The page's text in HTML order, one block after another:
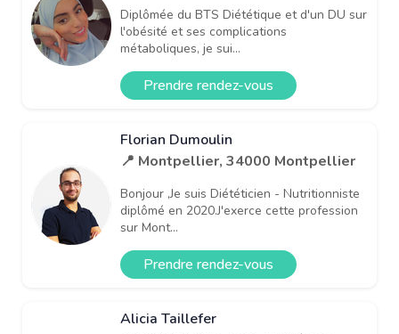
Diplômée du BTS Diététique et d'un DU sur
l'obésité et ses complications
métaboliques, je sui...
Prendre rendez-vous
Florian Dumoulin
📍 Montpellier, 34000 Montpellier
Bonjour ,Je suis Diététicien - Nutritionniste
diplômé en 2020.J'exerce cette profession
sur Mont...
Prendre rendez-vous
Alicia Taillefer